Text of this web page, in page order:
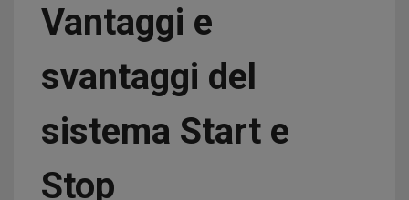
Vantaggi e
svantaggi del
sistema Start e
Stop